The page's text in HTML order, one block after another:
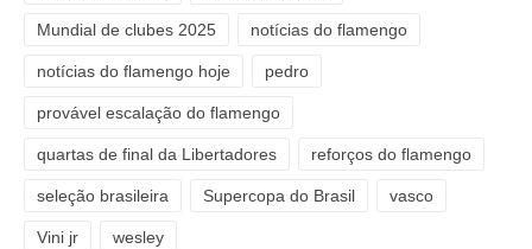
Mundial de clubes 2025 notícias do flamengo
notícias do flamengo hoje pedro
provável escalação do flamengo
quartas de final da Libertadores reforços do flamengo
seleção brasileira Supercopa do Brasil vasco
Vini jr wesley